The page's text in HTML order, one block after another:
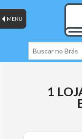
MENU
1